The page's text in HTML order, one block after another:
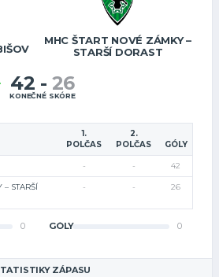
MHC ŠTART NOVÉ ZÁMKY –
STARŠÍ DORAST
42 - 26
KONEČNÉ SKÓRE
1.
POLČAS
2.
POLČAS
GÓLY
- - 42
STARŠÍ
- - 26
0 GÓLY 0
ZÁPASU